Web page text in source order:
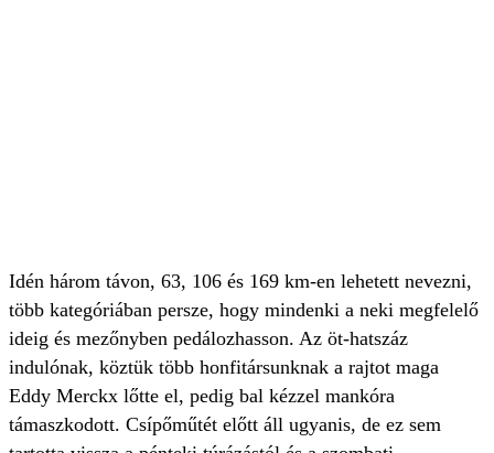
Idén három távon, 63, 106 és 169 km-en lehetett nevezni,
több kategóriában persze, hogy mindenki a neki megfelelő
ideig és mezőnyben pedálozhasson. Az öt-hatszáz
indulónak, köztük több honfitársunknak a rajtot maga
Eddy Merckx lőtte el, pedig bal kézzel mankóra
támaszkodott. Csípőműtét előtt áll ugyanis, de ez sem